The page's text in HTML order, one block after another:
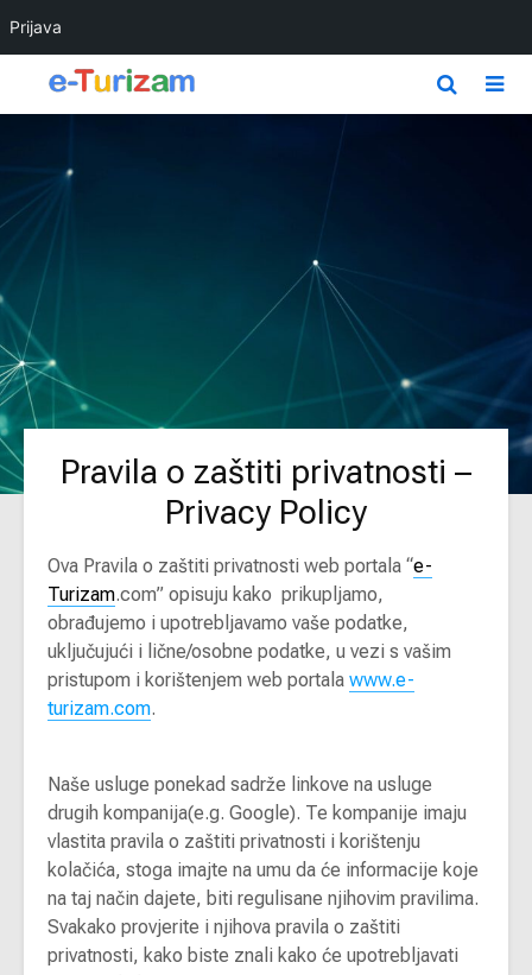
Prijava
Pravila o zaštiti privatnosti –
Privacy Policy
Ova Pravila o zaštiti privatnosti web portala “e-
Turizam.com” opisuju kako prikupljamo,
obrađujemo i upotrebljavamo vaše podatke,
uključujući i lične/osobne podatke, u vezi s vašim
pristupom i korištenjem web portala www.e-
turizam.com.
Naše usluge ponekad sadrže linkove na usluge
drugih kompanija(e.g. Google). Te kompanije imaju
vlastita pravila o zaštiti privatnosti i korištenju
kolačića, stoga imajte na umu da će informacije koje
na taj način dajete, biti regulisane njihovim pravilima.
Svakako provjerite i njihova pravila o zaštiti
privatnosti, kako biste znali kako će upotrebljavati